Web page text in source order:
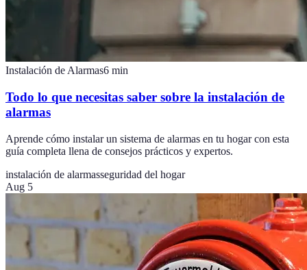
Instalación de Alarmas6 min
Todo lo que necesitas saber sobre la instalación de
alarmas
Aprende cómo instalar un sistema de alarmas en tu hogar con esta
guía completa llena de consejos prácticos y expertos.
instalación de alarmasseguridad del hogar
Aug 5